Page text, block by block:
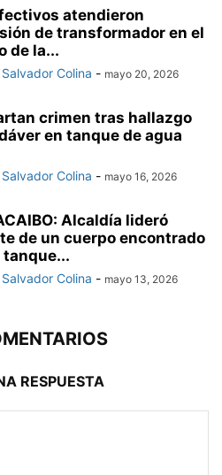
atendieron
de transformador en el
de la...
Colina - mayo 20, 2026
crimen tras hallazgo
en tanque de agua
Colina - mayo 16, 2026
Alcaldía lideró
de un cuerpo encontrado
tanque...
Colina - mayo 13, 2026
RESPUESTA